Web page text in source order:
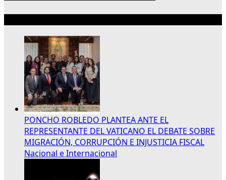
PONCHO ROBLEDO PLANTEA ANTE EL
REPRESENTANTE DEL VATICANO EL DEBATE SOBRE
MIGRACIÓN, CORRUPCIÓN E INJUSTICIA FISCAL
Nacional e Internacional